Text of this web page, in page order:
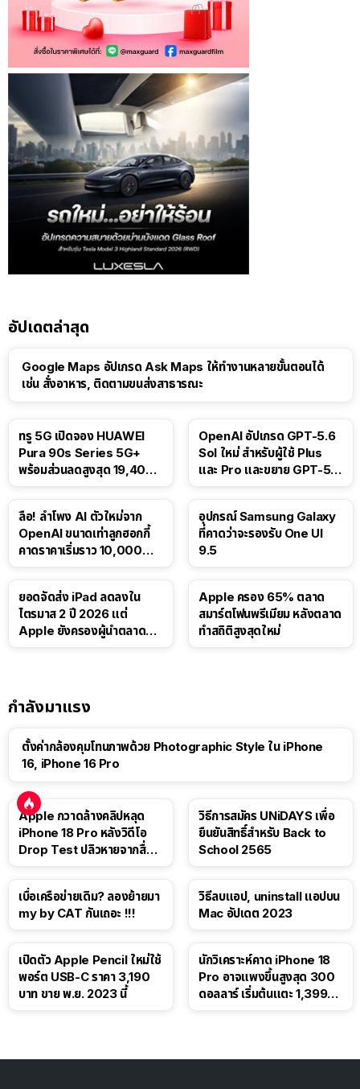
อัปเดตล่าสุด
Google Maps อัปเกรด Ask Maps ให้ทำงานหลายขั้นตอนได้
เช่น สั่งอาหาร, ติดตามขนส่งสาธารณะ
ทรู 5G เปิดจอง HUAWEI
Pura 90s Series 5G+
พร้อมส่วนลดสูงสุด 19,400
OpenAI อัปเกรด GPT-5.6
Sol ใหม่ สำหรับผู้ใช้ Plus
และ Pro และขยาย GPT-5.6
ลือ! ลำโพง AI ตัวใหม่จาก
OpenAI ขนาดเท่าลูกฮอกกี้
คาดราคาเริ่มราว 10,000
อุปกรณ์ Samsung Galaxy
ที่คาดว่าจะรองรับ One UI
9.5
ยอดจัดส่ง iPad ลดลงใน
ไตรมาส 2 ปี 2026 แต่
Apple ยังครองผู้นำตลาด
Apple ครอง 65% ตลาด
สมาร์ตโฟนพรีเมียม หลังตลาด
ทำสถิติสูงสุดใหม่
กำลังมาแรง
ตั้งค่ากล้องคุมโทนภาพด้วย Photographic Style ใน iPhone
16, iPhone 16 Pro
Apple กวาดล้างคลิปหลุด
iPhone 18 Pro หลังวิดีโอ
Drop Test ปลิวหายจากสื่อ
วิธีการสมัคร UNiDAYS เพื่อ
ยืนยันสิทธิ์สำหรับ Back to
School 2565
เบื่อเครือข่ายเดิม? ลองย้ายมา
my by CAT กันเถอะ !!!
วิธีลบแอป, uninstall แอปบน
Mac อัปเดต 2023
เปิดตัว Apple Pencil ใหม่ใช้
พอร์ต USB-C ราคา 3,190
บาท ขาย พ.ย. 2023 นี้
นักวิเคราะห์คาด iPhone 18
Pro อาจแพงขึ้นสูงสุด 300
ดอลลาร์ เริ่มต้นแตะ 1,399